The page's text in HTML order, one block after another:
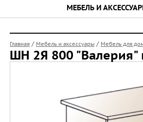
МЕБЕЛЬ И
Главная / Мебель и аксессуары / Мебель для
ШН 2Я 800 "Валерия"